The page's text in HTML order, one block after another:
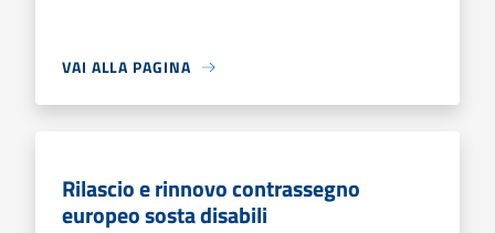
VAI ALLA PAGINA
Rilascio e rinnovo contrassegno
europeo sosta disabili